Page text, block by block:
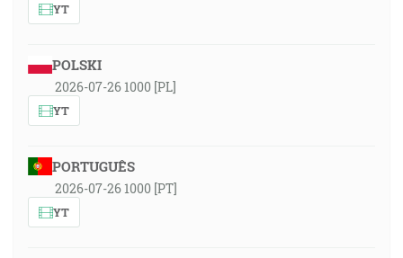
YT
POLSKI
2026-07-26 1000 [PL]
YT
PORTUGUÊS
2026-07-26 1000 [PT]
YT